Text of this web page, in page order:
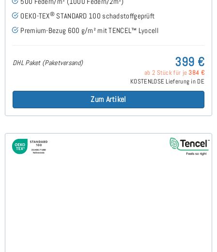
OEKO-TEX® STANDARD 100 schadstoffgeprüft
Premium-Bezug 600 g/m² mit TENCEL™ Lyocell
DHL Paket (Paketversand) 399 €
ab 2 Stück für je 384 €
KOSTENLOSE Lieferung in DE
Zum Artikel